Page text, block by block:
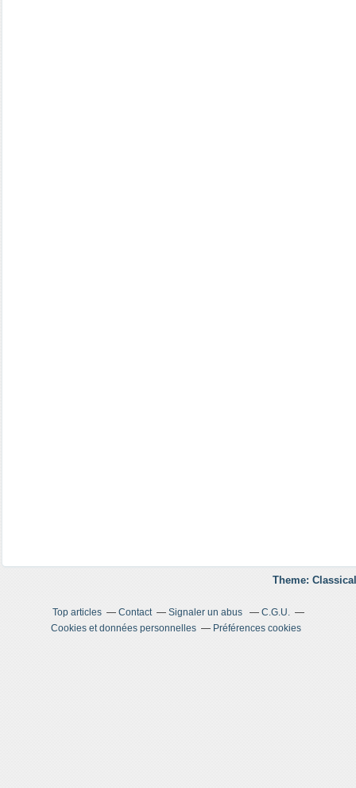
Theme:
Top articles Contact Signaler un abus
C.G.U.
Cookies et données personnelles
Préférences cookies